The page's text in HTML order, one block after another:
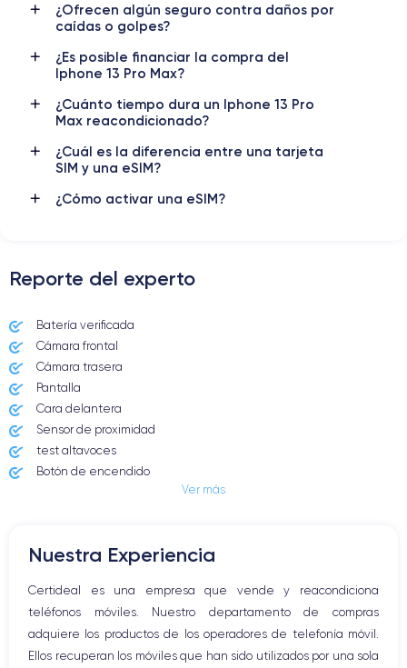
Batería
4373 mAh
Doble SIM
Red móvil
Para más detalles,consulta la ficha técnica completa del iPhone
13 pro Max
¿Ofrecen algún seguro contra daños por
caídas o golpes?
¿Es posible financiar la compra del
Iphone 13 Pro Max?
¿Cuánto tiempo dura un Iphone 13 Pro
Max reacondicionado?
¿Cuál es la diferencia entre una tarjeta
SIM y una eSIM?
¿Cómo activar una eSIM?
Reporte del experto
Batería verificada
Cámara frontal
Cámara trasera
Pantalla
Cara delantera
Sensor de proximidad
test altavoces
Botón de encendido
Altavoz
Botón Inicio
Bluetooth
WiFi
Red móvil
Ver más
Nuestra Experiencia
Certideal es una empresa que vende y reacondiciona
teléfonos móviles. Nuestro departamento de compras
adquiere los productos de los operadores de telefonía móvil.
Ellos recuperan los móviles que han sido utilizados por una sola